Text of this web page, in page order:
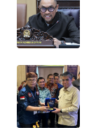
WAHANA
HEALTH
DESA
WISATA
LAPAK